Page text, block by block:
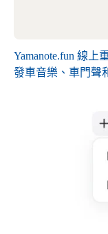
Yamanote.fun 線上
發車音樂、車門聲